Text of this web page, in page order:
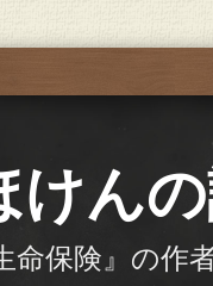
けん
命保険』の作